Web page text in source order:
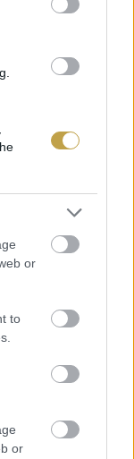
or
to
or